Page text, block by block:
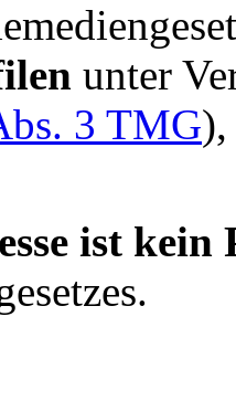
unter
3 TMG),
ist kein